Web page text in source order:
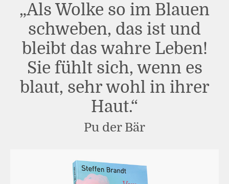
„Als Wolke so im Blauen
schweben, das ist und
bleibt das wahre Leben!
Sie fühlt sich, wenn es
blaut, sehr wohl in ihrer
Haut.“
Pu der Bär